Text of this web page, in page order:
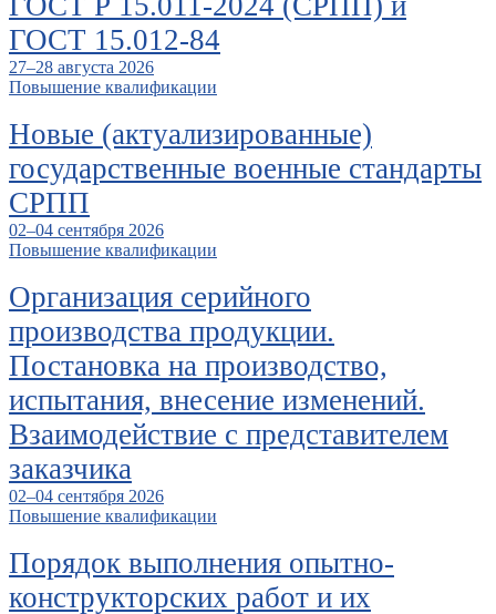
ГОСТ 15.012-84
27–28 августа 2026
Повышение квалификации
Новые (актуализированные)
государственные военные стандарты
СРПП
02–04 сентября 2026
Повышение квалификации
Организация серийного
производства продукции.
Постановка на производство,
испытания, внесение изменений.
Взаимодействие с представителем
заказчика
02–04 сентября 2026
Повышение квалификации
Порядок выполнения опытно-
конструкторских работ и их